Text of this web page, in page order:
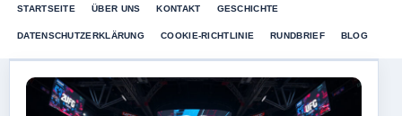
STARTSEITE ÜBER UNS KONTAKT GESCHICHTE
DATENSCHUTZERKLÄRUNG COOKIE-RICHTLINIE RUNDBRIEF BLOG